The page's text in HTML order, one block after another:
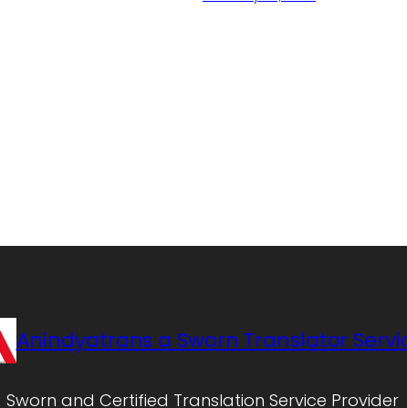
Anindyatrans a Sworn Translator
Sworn and Certified Translation Service Provider